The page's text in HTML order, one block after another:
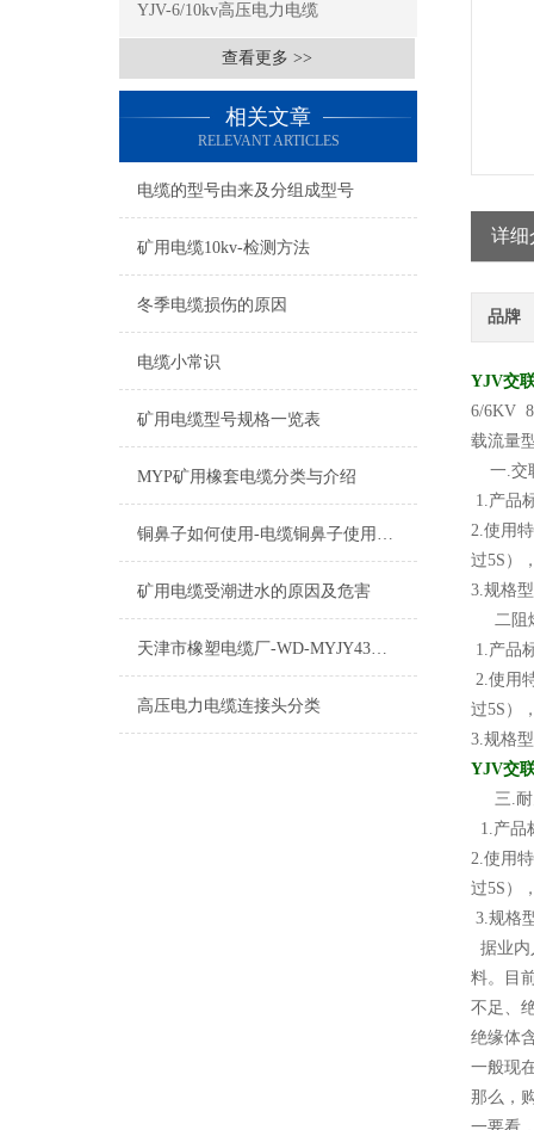
YJV-6/10kv高压电力电缆
查看更多 >>
相关文章
RELEVANT ARTICLES
电缆的型号由来及分组成型号
矿用电缆10kv-检测方法
冬季电缆损伤的原因
电缆小常识
矿用电缆型号规格一览表
MYP矿用橡套电缆分类与介绍
铜鼻子如何使用-电缆铜鼻子使用操作
矿用电缆受潮进水的原因及危害
天津市橡塑电缆厂-WD-MYJY43低烟无卤电缆介绍
高压电力电缆连接头分类
详细
品牌
YJV交
6/6KV
载流量
一.交
1.产品
2.使用
过5S）
3.规格
二阻
1.产品
2.使用
过5S）
3.规格
YJV交
三.耐
1.产品
2.使用
过5S）
3.规格
据业内
料。目
不足、
绝缘体
一般现
那么，